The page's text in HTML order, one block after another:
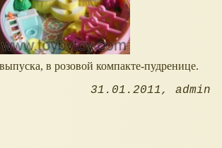
в розовой компакте-пудренице.
31.01.2011 admin